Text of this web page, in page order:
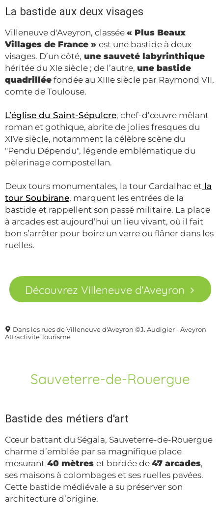
Dans les rues de Villeneuve d'Aveyron ©J. Audigier - Aveyron
Attractivite Tourisme
La bastide aux deux visages
Villeneuve d'Aveyron, classée « Plus Beaux
Villages de France » est une bastide à deux
visages. D’un côté, une sauveté labyrinthique
héritée du XIe siècle ; de l’autre, une bastide
quadrillée fondée au XIIIe siècle par Raymond VII,
comte de Toulouse.
L’église du Saint-Sépulcre, chef-d’œuvre mêlant
roman et gothique, abrite de jolies fresques du
XIVe siècle, notamment la célèbre scène du
"Pendu Dépendu", légende emblématique du
pèlerinage compostellan.
Deux tours monumentales, la tour Cardalhac et la
tour Soubirane, marquent les entrées de la
bastide et rappellent son passé militaire. La place
à arcades est aujourd’hui un lieu vivant, où il fait
bon s’arrêter pour boire un verre ou flâner dans les
ruelles.
Découvrez Villeneuve d'Aveyron
Sauveterre-de-Rouergue
Bastide des métiers d'art
Cœur battant du Ségala, Sauveterre-de-Rouergue
charme d’emblée par sa magnifique place
mesurant 40 mètres et bordée de 47 arcades,
ses maisons à colombages et ses ruelles pavées.
Cette bastide médiévale a su préserver son
architecture d’origine.